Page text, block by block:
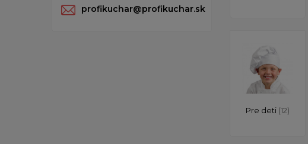
profikuchar@profikuchar.sk
Pre deti (12)